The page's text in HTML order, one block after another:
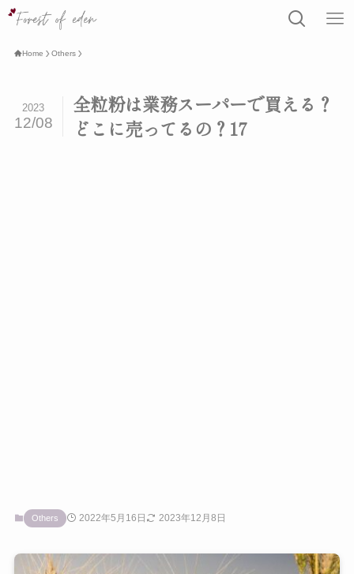
Home Others
全粒粉は業務スーパーで買える？
どこに売ってるの？17
2023
12/08
Others 2022年5月16日 2023年12月8日